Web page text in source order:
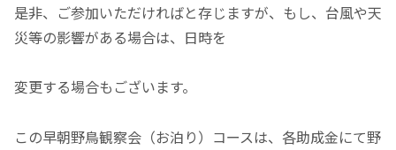
是非、ご参加いただければと存じますが、もし、台風や天
災等の影響がある場合は、日時を
変更する場合もございます。
この早朝野鳥観察会（お泊り）コースは、各助成金にて野